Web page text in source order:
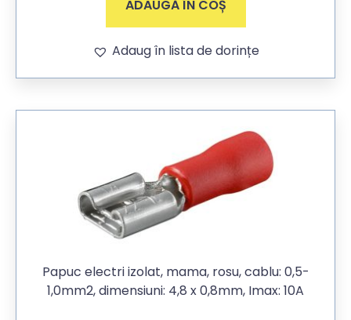
ADAUGĂ ÎN COȘ
Adaug în lista de dorințe
Papuc electri izolat, mama, rosu, cablu: 0,5-
1,0mm2, dimensiuni: 4,8 x 0,8mm, Imax: 10A